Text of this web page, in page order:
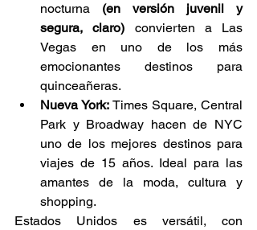
nocturna (en versión juvenil y
segura, claro) convierten a Las
Vegas en uno de los más
emocionantes destinos para
quinceañeras.
Nueva York: Times Square, Central
Park y Broadway hacen de NYC
uno de los mejores destinos para
viajes de 15 años. Ideal para las
amantes de la moda, cultura y
shopping.
Estados Unidos es versátil, con